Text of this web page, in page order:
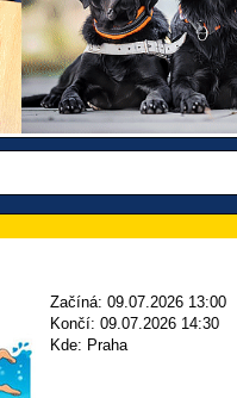
Začíná: 09.07.2026 13:00
Končí: 09.07.2026 14:30
Kde: Praha